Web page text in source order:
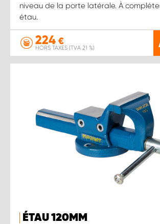
niveau de la porte latérale. À
étau.
224 €
HORS TAXES (TVA 21 %)
ÉTAU 120MM